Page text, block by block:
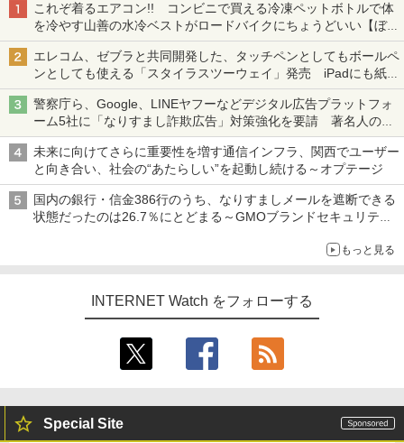
これぞ着るエアコン!! コンビニで買える冷凍ペットボトルで体
を冷やす山善の水冷ベストがロードバイクにちょうどいい【ぼっ
ち・ざ・ろーど！その14】【空いた時間でなにしてる？】
エレコム、ゼブラと共同開発した、タッチペンとしてもボールペ
ンとしても使える「スタイラスツーウェイ」発売 iPadにも紙に
も、持ち替えずに書き込める
警察庁ら、Google、LINEヤフーなどデジタル広告プラットフォ
ーム5社に「なりすまし詐欺広告」対策強化を要請 著名人の写
真や映像を使った投資詐欺などへの対策として
未来に向けてさらに重要性を増す通信インフラ、関西でユーザー
と向き合い、社会の“あたらしい”を起動し続ける～オプテージ
国内の銀行・信金386行のうち、なりすましメールを遮断できる
状態だったのは26.7％にとどまる～GMOブランドセキュリティ
もっと見る
INTERNET Watch をフォローする
Special Site